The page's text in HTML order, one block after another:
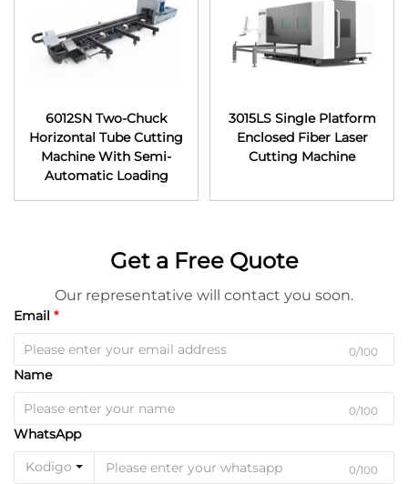
6012SN Two-Chuck
Horizontal Tube Cutting
Machine With Semi-
Automatic Loading
3015LS Single Platform
Enclosed Fiber Laser
Cutting Machine
Get a Free Quote
Our representative will contact you soon.
Email
0/100
Name
0/100
WhatsApp
Kodigo 0/100